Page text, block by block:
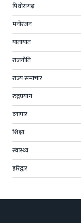
पिथोरागढ़
मनोरंजन
यातायात
राजनीति
राज्य समाचार
रुद्रप्रयाग
व्यापार
शिक्षा
स्वास्थ्य
हरिद्वार